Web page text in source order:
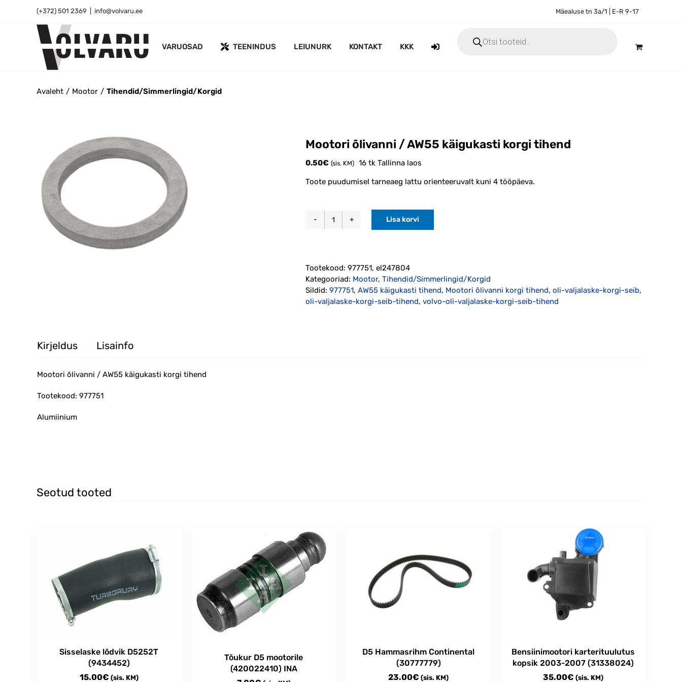
(+372) 501 2369 info@volvaru.ee Mäealuse tn 3a/1 | E-R 9-17
VARUOSAD TEENINDUS LEIUNURK KONTAKT KKK
search
Avaleht Mootor Tihendid/Simmerlingid/Korgid
Mootori õlivanni / AW55 käigukasti korgi tihend
0.50€ (sis. KM) 16 tk Tallinna laos
Toote puudumisel tarneaeg lattu orienteeruvalt kuni 4 tööpäeva.
Mootori
käigukasti
korgi
tihend
kogus
Lisa korvi
Tootekood: 977751, el247804
Kategooriad: Mootor, Tihendid/Simmerlingid/Korgid
Sildid: 977751, AW55 käigukasti tihend, Mootori õlivanni korgi tihend, oli-valjalaske-korgi-seib,
oli-valjalaske-korgi-seib-tihend, volvo-oli-valjalaske-korgi-seib-tihend
Kirjeldus Lisainfo
Mootori õlivanni / AW55 käigukasti korgi tihend
Tootekood: 977751
Alumiinium
Seotud tooted
Sisselaske lõdvik D5252T
(9434452)
15.00€ (sis. KM)
Tõukur D5 mootorile
(420022410) INA
D5 Hammasrihm Continental
(30777779)
23.00€ (sis. KM)
Bensiinimootori karterituulutus
kopsik 2003-2007 (31338024)
35.00€ (sis. KM)